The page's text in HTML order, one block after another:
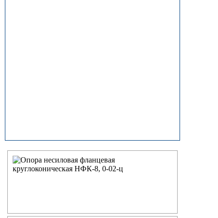
прямостоечные круглоконические
НФ Трубчатая опора освещения